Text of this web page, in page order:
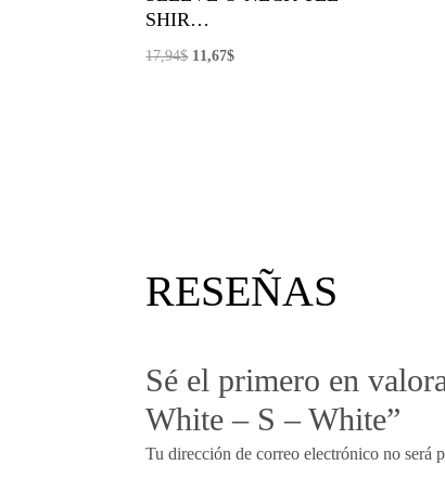
SHIR…
17,94$ El
11,67$El
RESEÑAS
Sé el primero en
White – S – White”
Tu dirección de correo electrónico no será